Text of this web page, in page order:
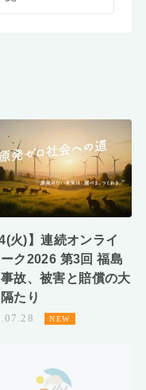
4(火)】連続オンライ
ク2026 第3回 福島
故、被害と賠償の大
たり